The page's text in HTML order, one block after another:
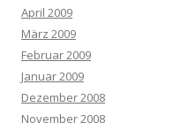
April 2009
März 2009
Februar 2009
Januar 2009
Dezember 2008
November 2008